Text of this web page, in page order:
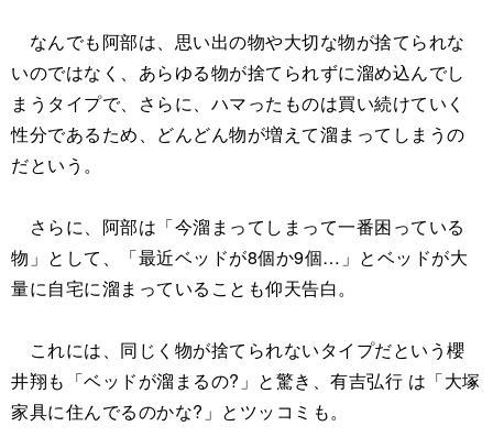
なんでも阿部は、思い出の物や大切な物が捨てられな
いのではなく、あらゆる物が捨てられずに溜め込んでし
まうタイプで、さらに、ハマったものは買い続けていく
性分であるため、どんどん物が増えて溜まってしまうの
だという。
さらに、阿部は「今溜まってしまって一番困っている
物」として、「最近ベッドが8個か9個…」とベッドが大
量に自宅に溜まっていることも仰天告白。
これには、同じく物が捨てられないタイプだという櫻
井翔も「ベッドが溜まるの?」と驚き、有吉弘行 は「大塚
家具に住んでるのかな?」とツッコミも。